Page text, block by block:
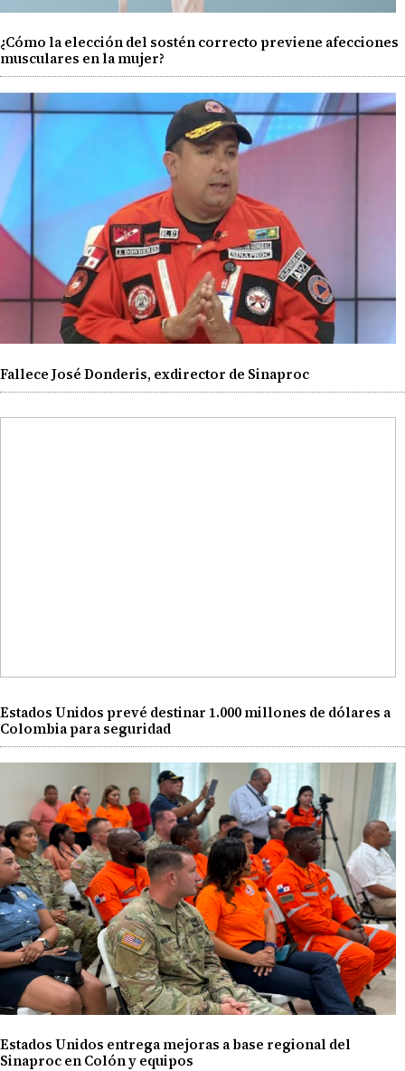
¿Cómo la elección del sostén correcto previene afecciones
musculares en la mujer?
Fallece José Donderis, exdirector de Sinaproc
Estados Unidos prevé destinar 1.000 millones de dólares a
Colombia para seguridad
Estados Unidos entrega mejoras a base regional del
Sinaproc en Colón y equipos